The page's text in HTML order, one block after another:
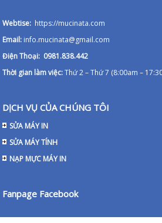
Webtise: https://mucinata.com
Email: info.mucinata@gmail.com
Điện Thoại: 0981.838.442
Thời gian làm việc:Thứ 2 – Thứ 7 (8:00am –
DỊCH VỤ CỦA CHÚNG TÔI
SỬA MÁY IN
SỬA MÁY TÍNH
NẠP MỰC MÁY IN
Fanpage Facebook